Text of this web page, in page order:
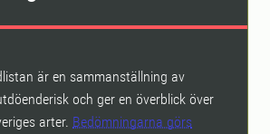
är en sammanställning av
och ger en överblick över
arter. Bedömningarna görs